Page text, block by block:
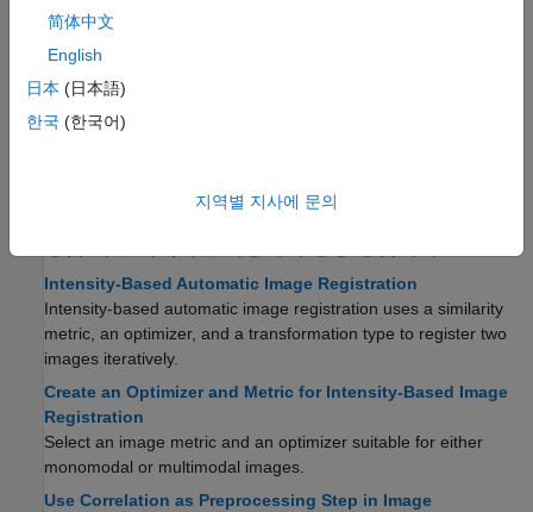
Register Images Using Registration Estimator App
techniques in the
Load Images, Spatial Referencing Information, and
Export Results from Registration Estimator App
Intensity-Based Automatic Image Registration
Intensity-based automatic image registration uses a similarity
metric, an optimizer, and a transformation type to register two
images iteratively.
Create an Optimizer and Metric for Intensity-Based Image
Registration
Select an image metric and an optimizer suitable for either
monomodal or multimodal images.
Use Correlation as Preprocessing Step in Image
简体中文
English
日本 (日本語)
한국 (한국어)
지역별 지사에 문의